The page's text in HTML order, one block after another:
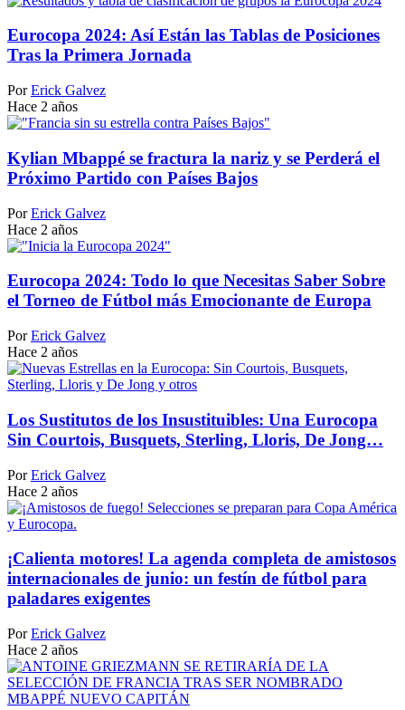
Eurocopa 2024: Así Están las Tablas de Posiciones
Tras la Primera Jornada
Por Erick Galvez
Hace 2 años
Kylian Mbappé se fractura la nariz y se Perderá el
Próximo Partido con Países Bajos
Por Erick Galvez
Hace 2 años
Eurocopa 2024: Todo lo que Necesitas Saber Sobre
el Torneo de Fútbol más Emocionante de Europa
Por Erick Galvez
Hace 2 años
Los Sustitutos de los Insustituibles: Una Eurocopa
Sin Courtois, Busquets, Sterling, Lloris, De Jong…
Por Erick Galvez
Hace 2 años
¡Calienta motores! La agenda completa de amistosos
internacionales de junio: un festín de fútbol para
paladares exigentes
Por Erick Galvez
Hace 2 años